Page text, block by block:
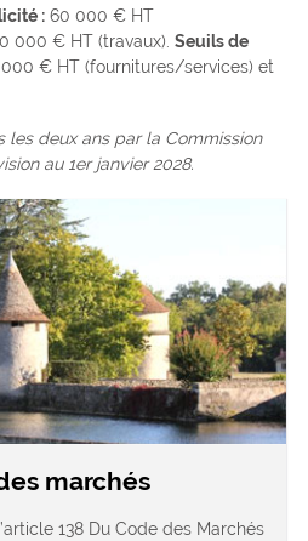
:60 000 € HT
000 € HT (travaux). Seuils de
€ HT (fournitures/services) et
les deux ans par la Commission
au 1er janvier 2028.
marchés
138 Du Code des Marchés